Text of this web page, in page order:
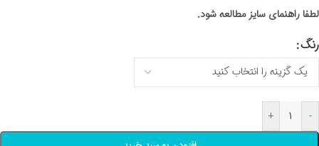
لطفا راهنمای سایز مطالعه شود.
رنگ
-
+